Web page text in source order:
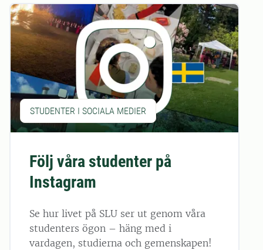
STUDENTER I SOCIALA MEDIER
Följ våra studenter på
Instagram
Se hur livet på SLU ser ut genom våra
studenters ögon – häng med i
vardagen, studierna och gemenskapen!